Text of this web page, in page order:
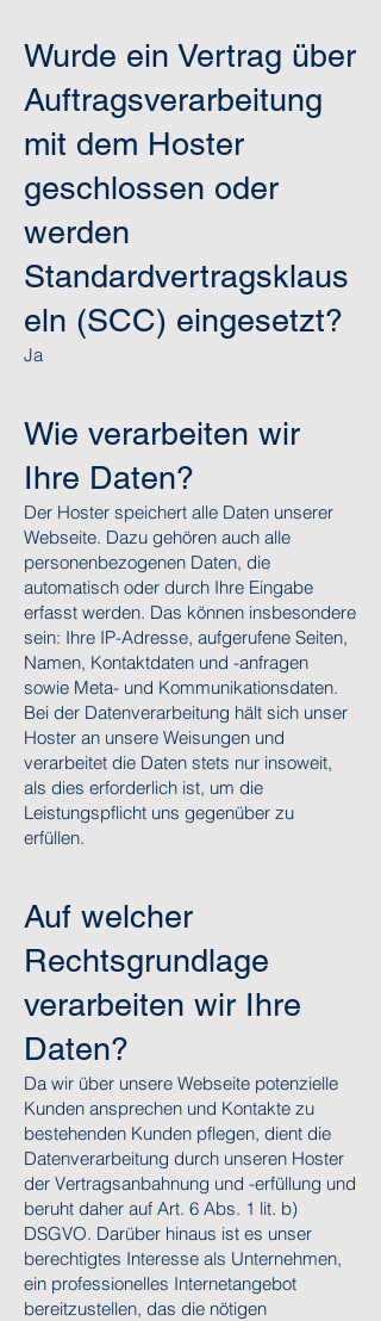
Wurde ein Vertrag über
Auftragsverarbeitung
mit dem Hoster
geschlossen oder
werden
Standardvertragsklaus
eln (SCC) eingesetzt?
Ja
Wie verarbeiten wir
Ihre Daten?
Der Hoster speichert alle Daten unserer
Webseite. Dazu gehören auch alle
personenbezogenen Daten, die
automatisch oder durch Ihre Eingabe
erfasst werden. Das können insbesondere
sein: Ihre IP-Adresse, aufgerufene Seiten,
Namen, Kontaktdaten und -anfragen
sowie Meta- und Kommunikationsdaten.
Bei der Datenverarbeitung hält sich unser
Hoster an unsere Weisungen und
verarbeitet die Daten stets nur insoweit,
als dies erforderlich ist, um die
Leistungspflicht uns gegenüber zu
erfüllen.
Auf welcher
Rechtsgrundlage
verarbeiten wir Ihre
Daten?
Da wir über unsere Webseite potenzielle
Kunden ansprechen und Kontakte zu
bestehenden Kunden pflegen, dient die
Datenverarbeitung durch unseren Hoster
der Vertragsanbahnung und -erfüllung und
beruht daher auf Art. 6 Abs. 1 lit. b)
DSGVO. Darüber hinaus ist es unser
berechtigtes Interesse als Unternehmen,
ein professionelles Internetangebot
bereitzustellen, das die nötigen